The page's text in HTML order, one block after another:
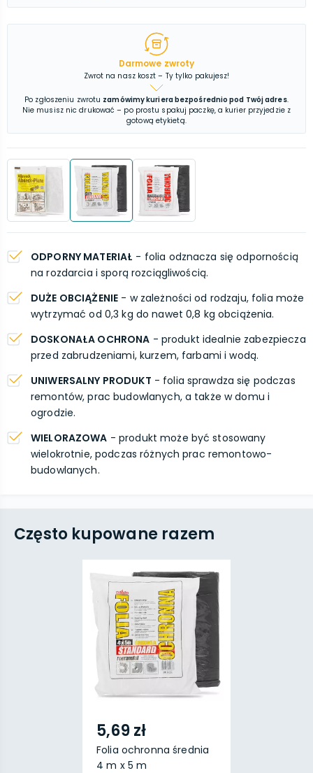
Darmowe zwroty
Zwrot na nasz koszt – Ty tylko pakujesz!
Po zgłoszeniu zwrotu zamówimy kuriera bezpośrednio pod Twój adres.
Nie musisz nic drukować – po prostu spakuj paczkę, a kurier przyjedzie z
gotową etykietą.
ODPORNY MATERIAŁ - folia odznacza się odpornością
na rozdarcia i sporą rozciągliwością.
DUŻE OBCIĄŻENIE - w zależności od rodzaju, folia może
wytrzymać od 0,3 kg do nawet 0,8 kg obciążenia.
DOSKONAŁA OCHRONA - produkt idealnie zabezpiecza
przed zabrudzeniami, kurzem, farbami i wodą.
UNIWERSALNY PRODUKT - folia sprawdza się podczas
remontów, prac budowlanych, a także w domu i
ogrodzie.
WIELORAZOWA - produkt może być stosowany
wielokrotnie, podczas różnych prac remontowo-
budowlanych.
Często kupowane razem
5,69 zł
Folia ochronna średnia
4 m x 5 m